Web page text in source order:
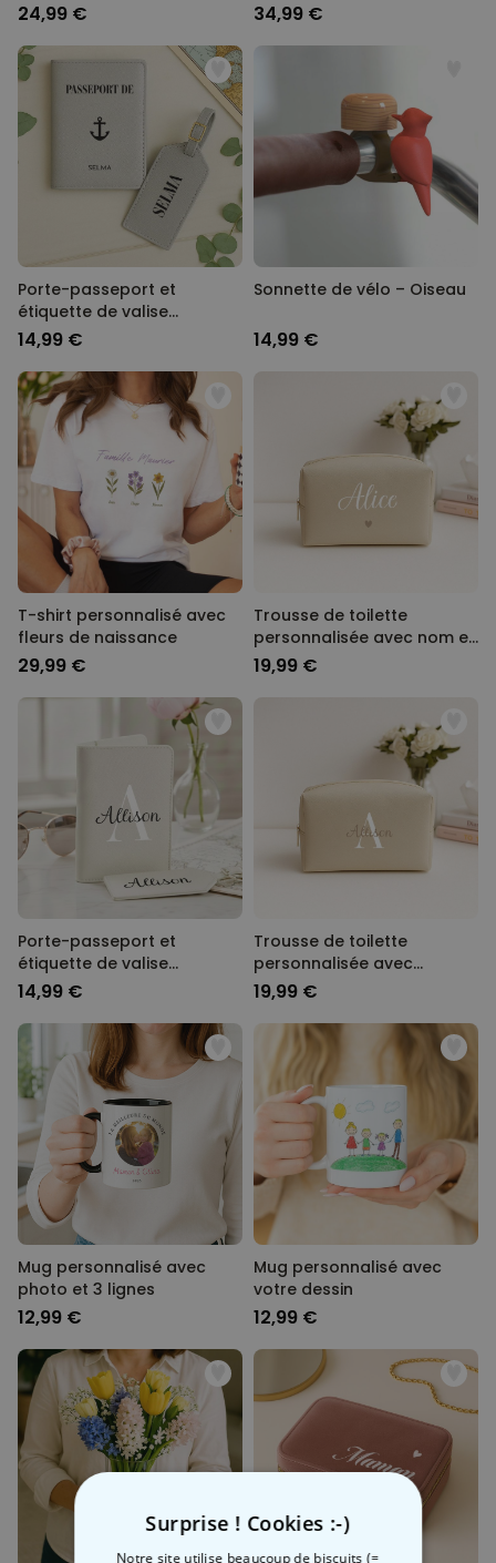
24,99 € 34,99 €
Porte-passeport et
étiquette de valise
personnalisés avec
14,99 €
Sonnette de vélo – Oiseau
14,99 €
T-shirt personnalisé avec
fleurs de naissance
29,99 €
Trousse de toilette
personnalisée avec nom et
picto
19,99 €
Porte-passeport et
étiquette de valise
personnalisés avec
14,99 €
Trousse de toilette
personnalisée avec
monogramme
19,99 €
Mug personnalisé avec
photo et 3 lignes
12,99 €
Mug personnalisé avec
votre dessin
12,99 €
Surprise ! Cookies :-)
Notre site utilise beaucoup de biscuits (=